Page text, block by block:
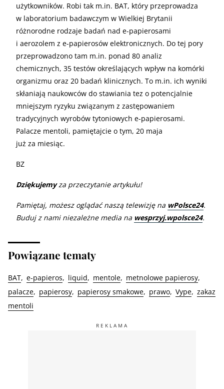
użytkowników. Robi tak m.in. BAT, który przeprowadza
w laboratorium badawczym w Wielkiej Brytanii
różnorodne rodzaje badań nad e-papierosami
i aerozolem z e-papierosów elektronicznych. Do tej pory
przeprowadzono tam m.in. ponad 80 analiz
chemicznych, 35 testów określających wpływ na komórki
organizmu oraz 20 badań klinicznych. To m.in. ich wyniki
skłaniają naukowców do stawiania tez o potencjalnie
mniejszym ryzyku związanym z zastępowaniem
tradycyjnych wyrobów tytoniowych e-papierosami.
Palacze mentoli, pamiętajcie o tym, 20 maja
już za miesiąc.
BZ
Dziękujemyza przeczytanie artykułu!
Pamiętaj, możesz oglądać naszą telewizję na wPolsce24.
Buduj z nami niezależne media na wesprzyj.wpolsce24.
Powiązane tematy
BAT e-papieros liquid mentole
metnolowe papierosy
palacze
papierosy papierosy smakowe prawo Vype zakaz
mentoli